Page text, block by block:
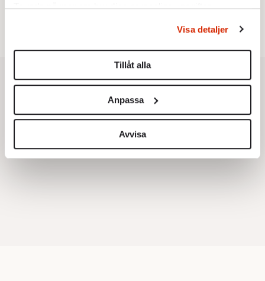
Ta reda på mer om hur dina personliga uppgifter
Du kan ändra eller dra tillbaka ditt samtycke när som
helst från cookie-förklaringen.
Vi använder enhetsidentifierare för att anpassa innehållet
för sociala medier och analysera vår trafik. Vi
vidarebefordrar även sådana identifierare och annan
information från din enhet till de sociala medier och
annons- och analysföretag som vi samarbetar med.
Visa detaljer
Tillåt alla
Anpassa
Avvisa
6.